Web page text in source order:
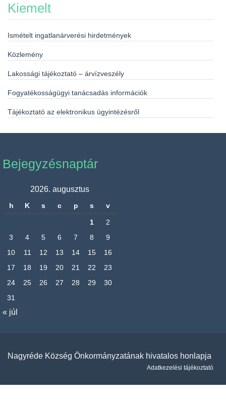
Kiemelt
Ismételt ingatlanárverési hirdetmények
Közlemény
Lakossági tájékoztató – árvízveszély
Fogyatékosságügyi tanácsadás információk
Tájékoztató az elektronikus ügyintézésről
Bejegyzésnaptár
2026. augusztus
h K s c p s v
1
2
3
4 5 6 7 8
9
10
11 12 13 14 15
16
17
18 19 20 21 22
23
24
25 26 27 28 29
30
31
« júl
Nagyréde Község Önkormányzatának hivatalos honlapja
Adatkezelési tájékoztató